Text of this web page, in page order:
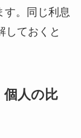
す。同じ利息
しておくと
個人の比